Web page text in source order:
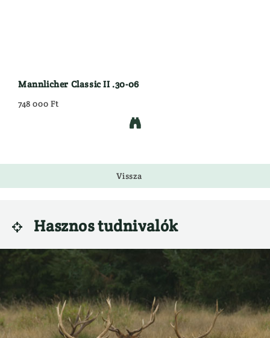
Mannlicher Classic II .30-06
748 000 Ft

Vissza
 Hasznos tudnivalók